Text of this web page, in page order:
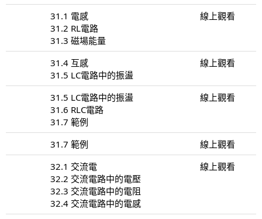
31.1 電感
31.2 RL電路
31.3 磁場能量
線上觀看
31.4 互感
31.5 LC電路中的振盪
線上觀看
31.5 LC電路中的振盪
31.6 RLC電路
31.7 範例
線上觀看
31.7 範例
線上觀看
32.1 交流電
32.2 交流電路中的電壓
32.3 交流電路中的電阻
32.4 交流電路中的電感
線上觀看